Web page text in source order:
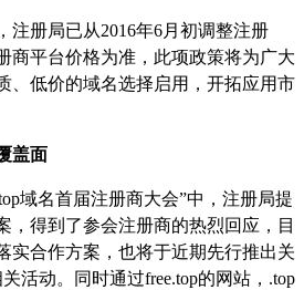
注册局已从2016年6月初调整注册
商平台价格为准，此项政策将为广大
、低价的域名选择启用，开拓应用市
盖面
域名首届注册商大会”中，注册局提
，得到了参会注册商的热烈回应，目
实合作方案，也将于近期先行推出关
活动。同时通过free.top的网站， .top